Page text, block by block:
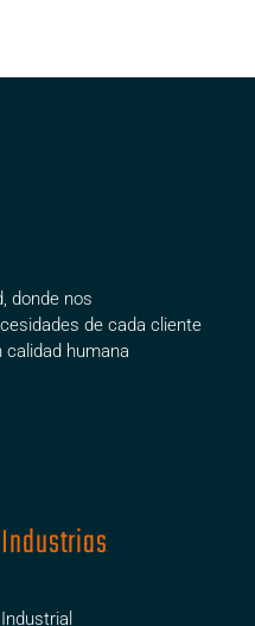
donde nos
de cada cliente
humana
Industrias
Industrial